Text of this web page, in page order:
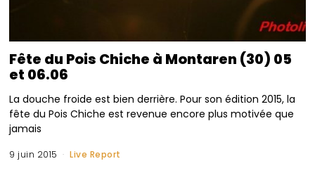
Fête du Pois Chiche à Montaren (30) 05
et 06.06
La douche froide est bien derrière. Pour son édition 2015, la
fête du Pois Chiche est revenue encore plus motivée que
jamais
9 juin 2015 Live Report